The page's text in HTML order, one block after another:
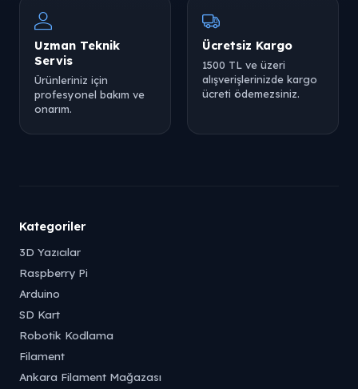
Uzman Teknik
Servis
Ürünleriniz için
profesyonel bakım ve
onarım.
Ücretsiz Kargo
1500 TL ve üzeri
alışverişlerinizde kargo
ücreti ödemezsiniz.
Kategoriler
3D Yazıcılar
Raspberry Pi
Arduino
SD Kart
Robotik Kodlama
Filament
Ankara Filament Mağazası